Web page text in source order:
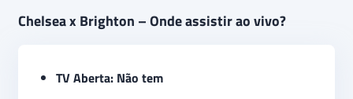
Chelsea x Brighton – Onde assistir ao vivo?
TV Aberta: Não tem